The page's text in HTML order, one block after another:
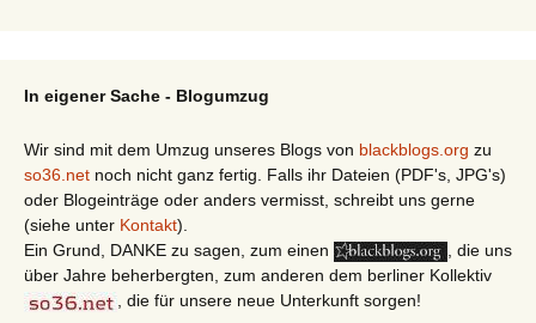
In eigener Sache - Blogumzug
Wir sind mit dem Umzug unseres Blogs von blackblogs.org zu
so36.net noch nicht ganz fertig. Falls ihr Dateien (PDF's, JPG's)
oder Blogeinträge oder anders vermisst, schreibt uns gerne
(siehe unter Kontakt).
Ein Grund, DANKE zu sagen, zum einen
, die uns
über Jahre beherbergten, zum anderen dem berliner Kollektiv
, die für unsere neue Unterkunft sorgen!